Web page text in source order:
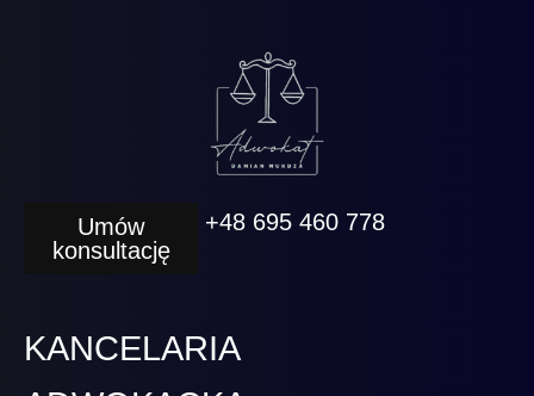
Umów
konsultację
+48 695 460 778
KANCELARIA